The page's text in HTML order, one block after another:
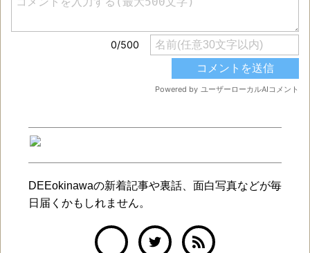
DEEokinawaの新着記事や裏話、面白写真などが毎
日届くかもしれません。